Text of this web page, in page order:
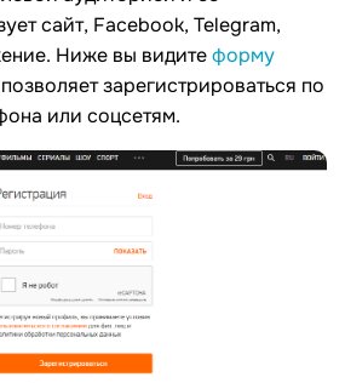
сайт, Facebook, Telegram,
Ниже вы видитеформу
зарегистрироваться по
или соцсетям.